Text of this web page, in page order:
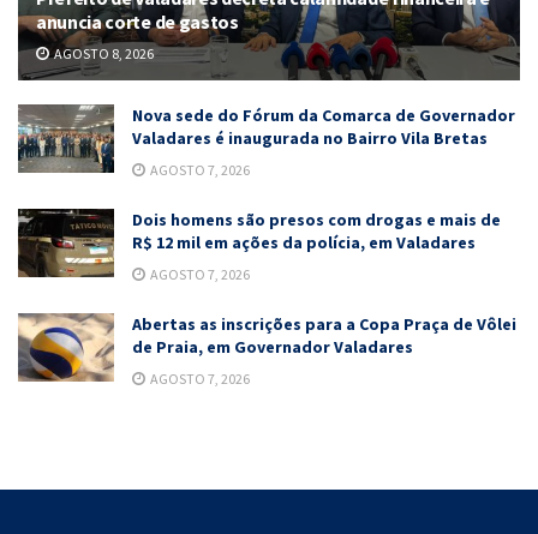
anuncia corte de gastos
AGOSTO 8, 2026
Nova sede do Fórum da Comarca de Governador
Valadares é inaugurada no Bairro Vila Bretas
AGOSTO 7, 2026
Dois homens são presos com drogas e mais de
R$ 12 mil em ações da polícia, em Valadares
AGOSTO 7, 2026
Abertas as inscrições para a Copa Praça de Vôlei
de Praia, em Governador Valadares
AGOSTO 7, 2026